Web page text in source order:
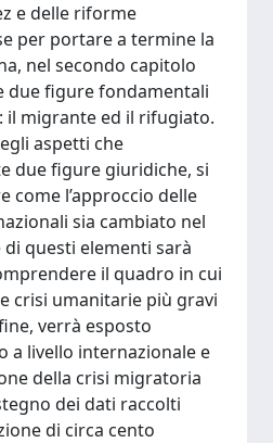
e delle riforme
per portare a termine la
nel secondo capitolo
due figure fondamentali
migrante ed il rifugiato.
aspetti che
due figure giuridiche, si
come l’approccio delle
sia cambiato nel
di questi elementi sarà
il quadro in cui
crisi umanitarie più gravi
verrà esposto
a livello internazionale e
della crisi migratoria
dei dati raccolti
di circa cento